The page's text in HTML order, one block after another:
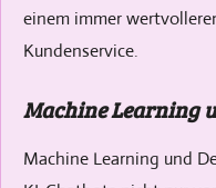
einem immer
Kundenservice.
Machine Learning
Machine Learning und